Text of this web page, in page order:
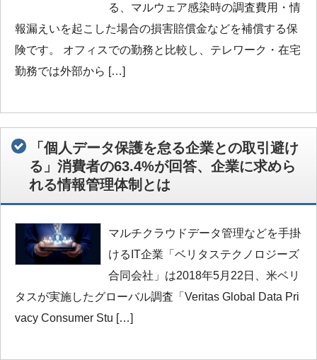
る、マルウェア感染時の調査費用・情
報漏えいを起こした場合の損害賠償金などを補償する保
険です。 オフィスでの勤務と比較し、テレワーク・在宅
勤務では外部から […]
「個人データ保護を怠る企業との取引避け
る」消費者の63.4%が回答、企業に求めら
れる情報管理体制とは
マルチクラウドデータ管理などを手掛
けるIT企業「ベリタステクノロジーズ
合同会社」は2018年5月22日、米ベリ
タスが実施したグローバル調査「Veritas Global Data Pri
vacy Consumer Stu […]